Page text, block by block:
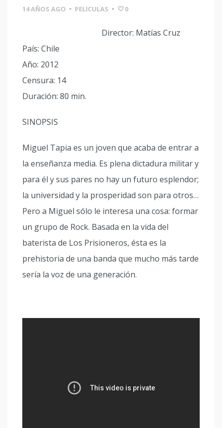
14 AÑOS AGO • PELICULAS • 0
Director: Matías Cruz
País: Chile
Año: 2012
Censura: 14
Duración: 80 min.
SINOPSIS
Miguel Tapia es un joven que acaba de entrar a
la enseñanza media. Es plena dictadura militar y
para él y sus pares no hay un futuro esplendor;
la universidad y la prosperidad son para otros…
Pero a Miguel sólo le interesa una cosa: formar
un grupo de Rock. Basada en la vida del
baterista de Los Prisioneros, ésta es la
prehistoria de una banda que mucho más tarde
sería la voz de una generación.